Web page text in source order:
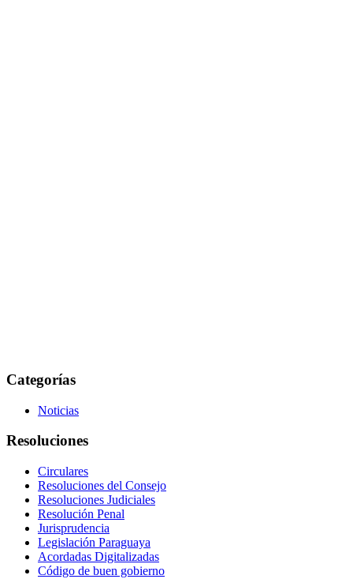
Categorías
Noticias
Resoluciones
Circulares
Resoluciones del Consejo
Resoluciones Judiciales
Resolución Penal
Jurisprudencia
Legislación Paraguaya
Acordadas Digitalizadas
Código de buen gobierno